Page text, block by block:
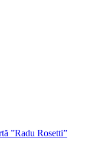
”Radu Rosetti”